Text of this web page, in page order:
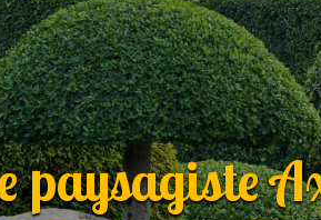
paysagiste